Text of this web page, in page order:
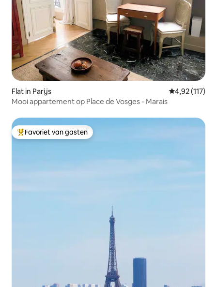
Flat in Parijs Gemiddelde
4,92 (117)
Mooi appartement op Place de Vosges - Marais
Topfavoriet van gasten
Favoriet van gasten